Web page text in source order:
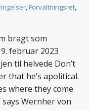
,Forvaltningsret,
bragt som
februar 2023
til helvede Don’t
that he’s apolitical.
where they come
says Wernher von